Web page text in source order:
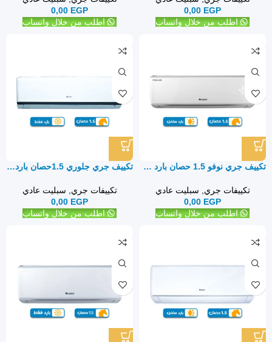
0,00 EGP
اطلب من خلال واتساب
0,00 EGP
اطلب من خلال واتساب
تكييف جري نوفو 1.5 حصان بارد ساخن – سبليت
تكييفات جري
سبليت عادي
0,00 EGP
اطلب من خلال واتساب
تكييف جري جلوري 1.5حصان بارد فقط – سبليت
تكييفات جري
سبليت عادي
0,00 EGP
اطلب من خلال واتساب